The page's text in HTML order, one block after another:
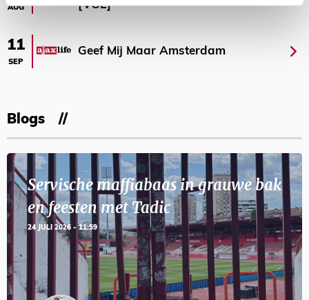
AUG
[VOL]
11
SEP
Geef Mij Maar Amsterdam
Blogs
Servische maffiabaas in grauwe bak
en feesten met Tadic
24 JULI 2026 - 11:59